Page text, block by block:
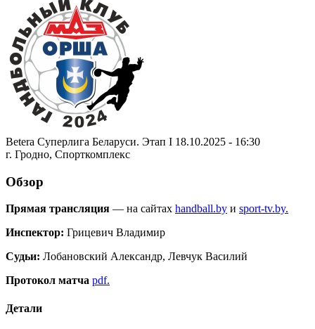
Betera Суперлига Беларуси. Этап I 18.10.2025 - 16:30
г. Гродно, Спорткомплекс
Обзор
Прямая трансляция — на сайтах handball.by и sport-tv.by.
Инспектор: Грицевич Владимир
Судьи: Лобановский Александр, Левчук Василий
Протокол матча pdf.
Детали